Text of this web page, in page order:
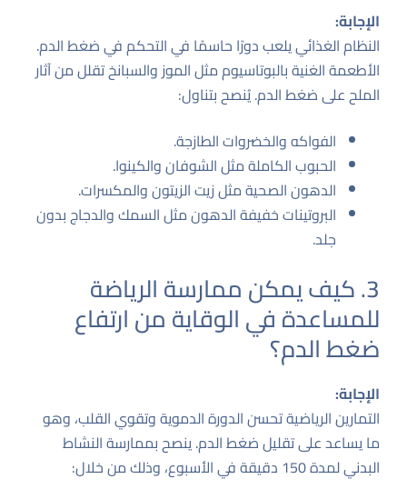
الإجابة:
النظام الغذائي يلعب دورًا حاسمًا في التحكم في ضغط الدم.
الأطعمة الغنية بالبوتاسيوم مثل الموز والسبانخ تقلل من آثار
الملح على ضغط الدم. يُنصح بتناول:
الفواكه والخضروات الطازجة.
الحبوب الكاملة مثل الشوفان والكينوا.
الدهون الصحية مثل زيت الزيتون والمكسرات.
البروتينات خفيفة الدهون مثل السمك والدجاج بدون
جلد.
3. كيف يمكن ممارسة الرياضة
للمساعدة في الوقاية من ارتفاع
ضغط الدم؟
الإجابة:
التمارين الرياضية تحسن الدورة الدموية وتقوي القلب، وهو
ما يساعد على تقليل ضغط الدم. ينصح بممارسة النشاط
البدني لمدة 150 دقيقة في الأسبوع، وذلك من خلال: